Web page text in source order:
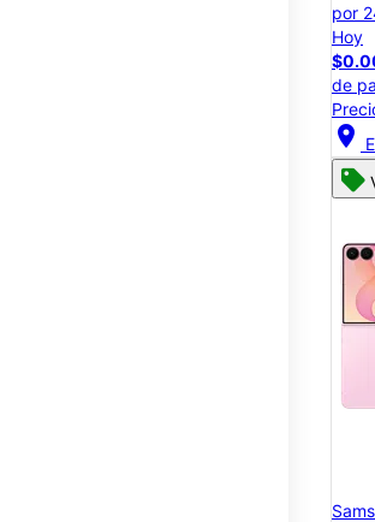
por
Hoy
de
location_on